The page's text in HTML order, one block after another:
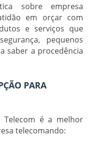
sobre empresa
em orçar com
e serviços que
pequenos
saber a procedência
PARA
Telecom é a melhor
telecomando: